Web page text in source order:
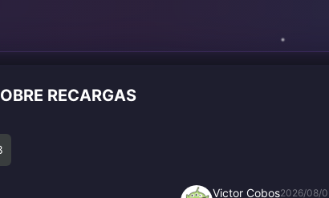
RECARGAS
Victor Cobos2026/08/